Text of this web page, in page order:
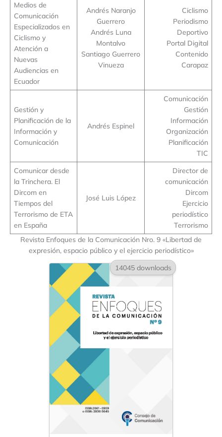
Medios de
Comunicación
Especializados en
Ciclismo y
Atención a
Nuevas
Audiencias en
Ecuador
Andrés Naranjo
Guerrero
Andrés Luna
Montalvo
Santiago Guerrero
Vinueza
Ciclismo
Periodismo
Deportivo
Portal Digital
Contenido
Carapaz
Gestión y
Planificación de la
Información y
Comunicación
Andrés Espinel
Comunicación
Gestión
Información
Organización
Planificación
TIC
Comunicar desde
la Trinchera. El
Dircom en
Tiempos del
Terrorismo de ETA
en España
José Luis López
Director de
comunicación
Dircom
Ejercicio
periodístico
Terrorismo
Revista Enfoques de la Comunicación Nro. 9 «Libertad de
expresión, espacio público y el ejercicio periodístico»
14045 downloads